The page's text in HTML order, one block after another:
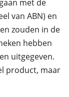
met de
van ABN) en
zouden in de
hebben
uitgegeven.
product, maar